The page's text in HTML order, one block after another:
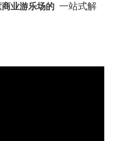
业游乐场的 一站式解